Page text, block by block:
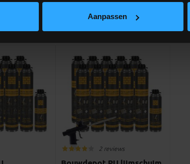
Aanpassen
2 reviews